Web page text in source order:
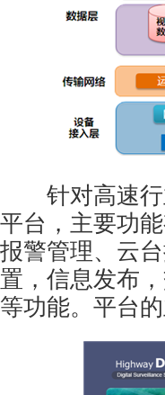
针对高速行
平台，主要功
报警管理、云
置，信息发布
等功能。平台